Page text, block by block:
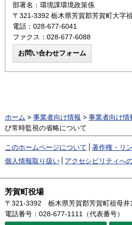
部署名：環境課環境政策係
〒321-3392 栃木県芳賀郡芳賀町大字
電話：028-677-6041
ファクス：028-677-6088
ホーム > 事業者向け情報 > 事業者向け情
び常時監視の省略について
このホームページについて 著作権・リ
個人情報取り扱い
アクセシビリティへ
芳賀町役場
〒321-3392
栃木県芳賀郡芳賀町祖母井
電話番号：028-677-1111（代表番号）